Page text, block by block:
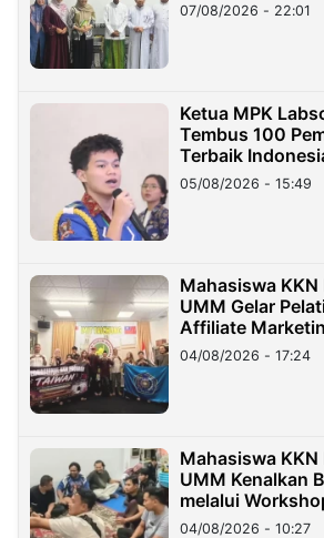
07/08/2026 - 22:01
Ketua MPK
Tembus 100
Terbaik
05/08/2026 - 15:49
Mahasiswa
UMM Gelar
Affiliate
Migran
04/08/2026 - 17:24
Mahasiswa
UMM Kenalkan
melalui
di Taiwan
04/08/2026 - 10:27